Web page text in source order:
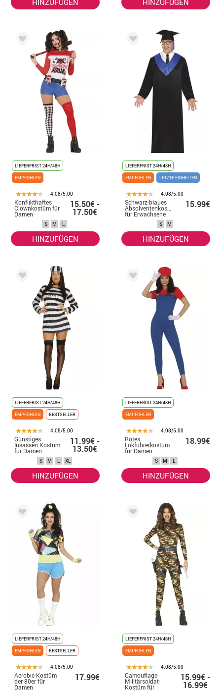
HINZUFÜGEN HINZUFÜGEN
LIEFERFRIST 24H/48H
EMPFOHLEN
4.08/5.00
Konflikthaftes
Clownkostüm für
Damen
15.50€ -
17.50€
S M L
HINZUFÜGEN
LIEFERFRIST 24H/48H
EMPFOHLEN
LETZTE EINHEITEN
4.08/5.00
Schwarz-blaues
Absolventenkostüm
für Erwachsene
15.99€
S M
HINZUFÜGEN
LIEFERFRIST 24H/48H
EMPFOHLEN
BESTSELLER
4.08/5.00
Günstiges
Insassen Kostüm
für Damen
11.99€ -
13.50€
S M L XL
HINZUFÜGEN
LIEFERFRIST 24H/48H
EMPFOHLEN
4.08/5.00
Rotes
Lokführerkostüm
für Damen
18.99€
S M L
HINZUFÜGEN
LIEFERFRIST 24H/48H
EMPFOHLEN
BESTSELLER
4.08/5.00
Aerobic-Kostüm
der 80er für
Damen
17.99€
LIEFERFRIST 24H/48H
EMPFOHLEN
4.08/5.00
Camouflage-
Militärsoldat-
Kostüm für
15.99€ -
16.99€